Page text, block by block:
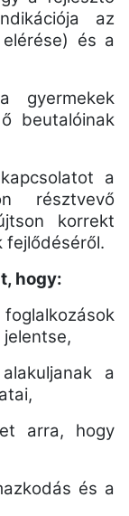
az
és a
gyermekek
beutalóinak
a
résztvevő
korrekt
fejlődéséről.
hogy:
a
arra, hogy
és a